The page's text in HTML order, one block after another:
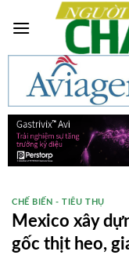
CHẾ BIẾN - TIÊU THỤ
Mexico xây
gốc thịt heo,